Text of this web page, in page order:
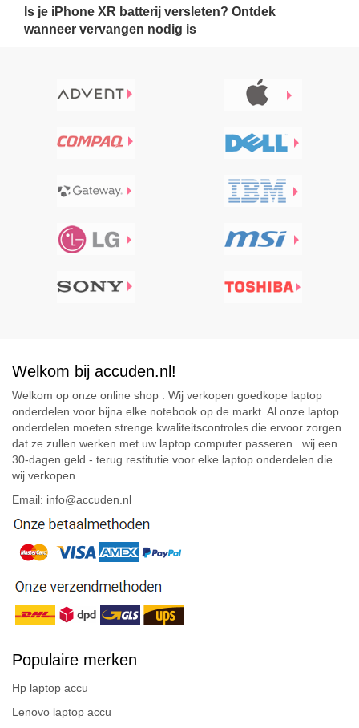
Is je iPhone XR batterij versleten? Ontdek
wanneer vervangen nodig is
Welkom bij accuden.nl!
Welkom op onze online shop . Wij verkopen goedkope laptop
onderdelen voor bijna elke notebook op de markt. Al onze laptop
onderdelen moeten strenge kwaliteitscontroles die ervoor zorgen
dat ze zullen werken met uw laptop computer passeren . wij een
30-dagen geld - terug restitutie voor elke laptop onderdelen die
wij verkopen .
Email: info@accuden.nl
Populaire merken
Hp laptop accu
Lenovo laptop accu